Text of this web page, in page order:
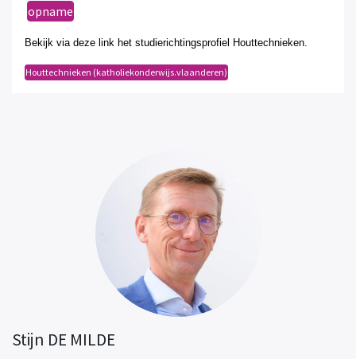
opname
Bekijk via deze link het studierichtingsprofiel Houttechnieken.
Houttechnieken (katholiekonderwijs.vlaanderen)
Stijn DE MILDE